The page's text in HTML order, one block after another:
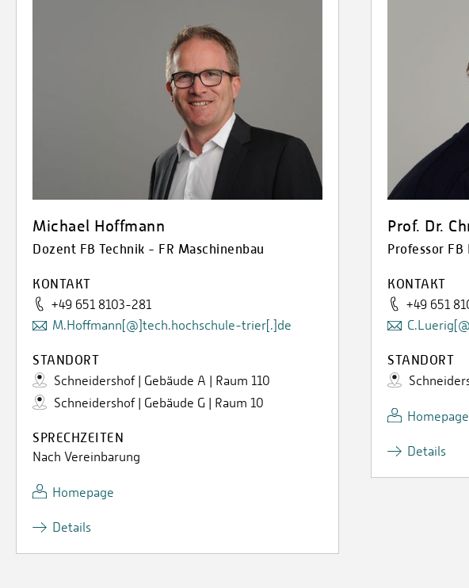
Michael Hoffmann
Dozent FB Technik - FR Maschinenbau
KONTAKT
+49 651 8103-281
M.Hoffmann[@]tech.hochschule-trier[.]de
STANDORT
Schneidershof | Gebäude A | Raum 110
Schneidershof | Gebäude G | Raum 10
SPRECHZEITEN
Nach Vereinbarung
Homepage
Details
Prof. Dr.
Professor
KONTAKT
+49 651
STANDORT
Homepage
Details